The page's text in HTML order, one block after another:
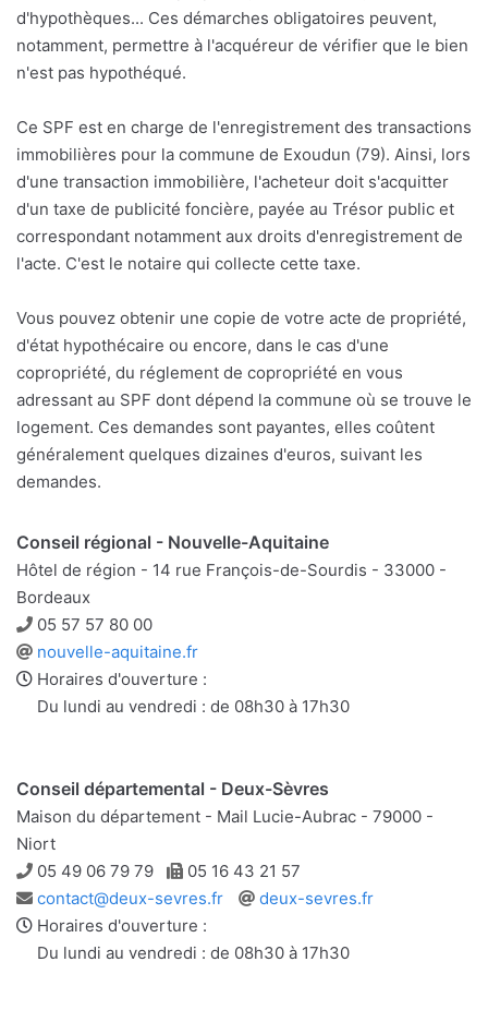
d'hypothèques... Ces démarches obligatoires peuvent,
notamment, permettre à l'acquéreur de vérifier que le bien
n'est pas hypothéqué.
Ce SPF est en charge de l'enregistrement des transactions
immobilières pour la commune de Exoudun (79). Ainsi, lors
d'une transaction immobilière, l'acheteur doit s'acquitter
d'un taxe de publicité foncière, payée au Trésor public et
correspondant notamment aux droits d'enregistrement de
l'acte. C'est le notaire qui collecte cette taxe.
Vous pouvez obtenir une copie de votre acte de propriété,
d'état hypothécaire ou encore, dans le cas d'une
copropriété, du réglement de copropriété en vous
adressant au SPF dont dépend la commune où se trouve le
logement. Ces demandes sont payantes, elles coûtent
généralement quelques dizaines d'euros, suivant les
demandes.
Conseil régional - Nouvelle-Aquitaine
Hôtel de région - 14 rue François-de-Sourdis - 33000 -
Bordeaux
Téléphone
05 57 57 80 00
Site
web
nouvelle-aquitaine.fr
Horaires d'ouverture :
Du lundi au vendredi : de 08h30 à 17h30
Conseil départemental - Deux-Sèvres
Maison du département - Mail Lucie-Aubrac - 79000 -
Niort
Téléphone
05 49 06 79 79 Télécopie
05 16 43 21 57
Adresse
e-
mail
contact@deux-sevres.fr
Site
deux-sevres.fr
Horaires d'ouverture :
Du lundi au vendredi : de 08h30 à 17h30